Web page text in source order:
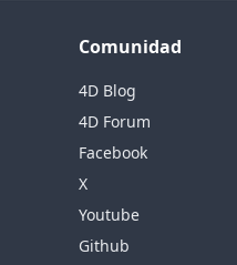
Comunidad
4D Blog
4D Forum
Facebook
X
Youtube
Github